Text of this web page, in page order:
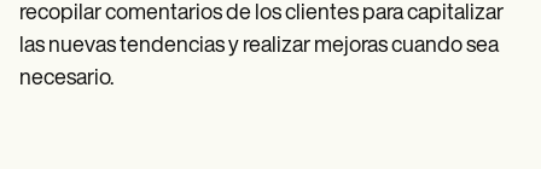
recopilar comentarios de los clientes para capitalizar
las nuevas tendencias y realizar mejoras cuando sea
necesario.